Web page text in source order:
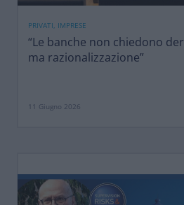
PRIVATI, IMPRESE
“Le banche non chiedono
ma razionalizzazione”
11 Giugno 2026